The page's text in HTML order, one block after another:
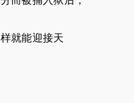
就能迎接天